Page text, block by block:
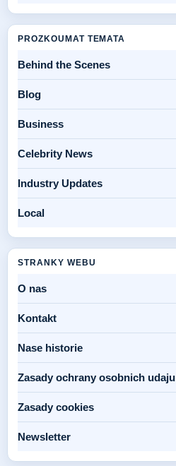
PROZKOUMAT TEMATA
Behind the Scenes
Blog
Business
Celebrity News
Industry Updates
Local
STRANKY WEBU
O nas
Kontakt
Nase historie
Zasady ochrany osobnich udaju
Zasady cookies
Newsletter